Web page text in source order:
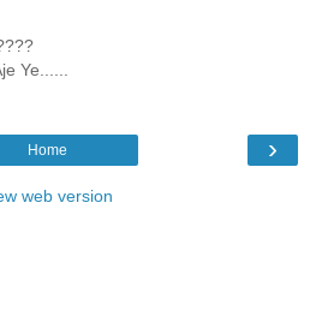
Ye......
›
Home
web version